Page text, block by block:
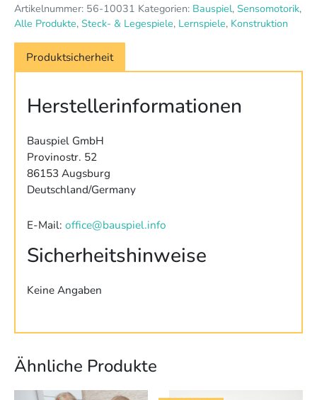
Menge
Artikelnummer: 56-10031 Kategorien: Bauspiel, Sensomotorik,
Alle Produkte, Steck- & Legespiele, Lernspiele, Konstruktion
Produktsicherheit
Herstellerinformationen
Bauspiel GmbH
Provinostr. 52
86153 Augsburg
Deutschland/Germany
E-Mail: office@bauspiel.info
Sicherheitshinweise
Keine Angaben
Ähnliche Produkte